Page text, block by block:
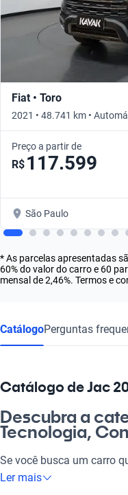
Fiat • Toro
2021 • 48.741 km •
Preço a partir de
R$ 117.599
São Paulo
* As parcelas apresentadas
60% do valor do carro e 60
mensal de 2,46%. Termos e
CatálogoPerguntas
Catálogo de Jac
Descubra a
Tecnologia,
Se você busca um carro
design moderno, os
Ler mais